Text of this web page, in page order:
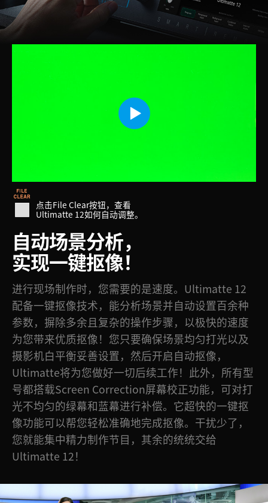
点击File Clear按钮，查看
Ultimatte 12如何自动调整。
自动场景分析，
实现一键抠像！
进行现场制作时，您需要的是速度。Ultimatte 12
配备一键抠像技术，能分析场景并自动设置百余种
参数，摒除多余且复杂的操作步骤，以极快的速度
为您带来优质抠像！您只要确保场景均匀打光以及
摄影机白平衡妥善设置，然后开启自动抠像，
Ultimatte将为您做好一切后续工作！此外，所有型
号都搭载Screen Correction屏幕校正功能，可对打
光不均匀的绿幕和蓝幕进行补偿。它超快的一键抠
像功能可以帮您轻松准确地完成抠像。干扰少了，
您就能集中精力制作节目，其余的统统交给
Ultimatte 12！